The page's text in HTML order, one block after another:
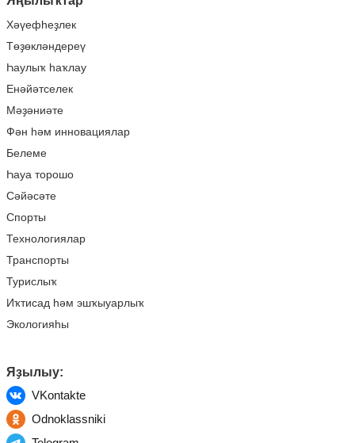
Хәүефһеҙлек
Төҙөкләндереү
Һаулыҡ һаҡлау
Енәйәтселек
Мәҙәниәте
Фән һәм инновациялар
Белеме
Һауа торошо
Сәйәсәте
Спорты
Технологиялар
Транспорты
Турислыҡ
Иҡтисад һәм эшҡыуарлыҡ
Экологияһы
Яҙылыу:
VKontakte
Odnoklassniki